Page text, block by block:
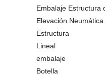
Embalaje Estructura
Elevación Neumática
Estructura
Lineal
embalaje
Botella